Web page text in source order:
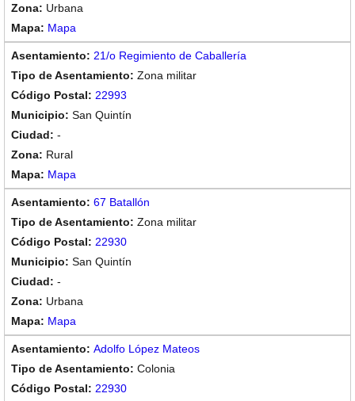
Urbana
Mapa
21/o Regimiento de Caballería
Zona militar
22993
San Quintín
-
Rural
Mapa
67 Batallón
Zona militar
22930
San Quintín
-
Urbana
Mapa
Adolfo López Mateos
Colonia
22930